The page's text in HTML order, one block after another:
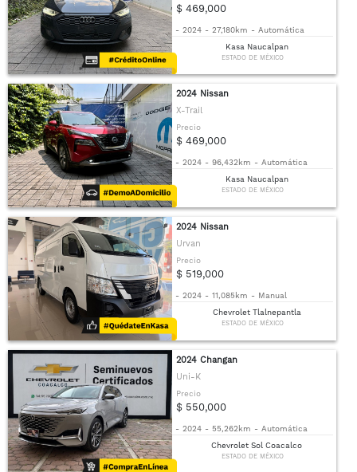
$ 469,000
- 2024 - 27,180km - Automática
Kasa Naucalpan
ESTADO DE MÉXICO
2024 Nissan
X-Trail
Precio
$ 469,000
- 2024 - 96,432km - Automática
Kasa Naucalpan
ESTADO DE MÉXICO
2024 Nissan
Urvan
Precio
$ 519,000
- 2024 - 11,085km - Manual
Chevrolet Tlalnepantla
ESTADO DE MÉXICO
2024 Changan
Uni-K
Precio
$ 550,000
- 2024 - 55,262km - Automática
Chevrolet Sol Coacalco
ESTADO DE MÉXICO